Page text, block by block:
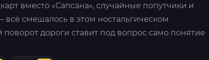
вместо «Сапсана», случайные попутчики и
смешалось в этом ностальгическом
дороги ставит под вопрос само понятие